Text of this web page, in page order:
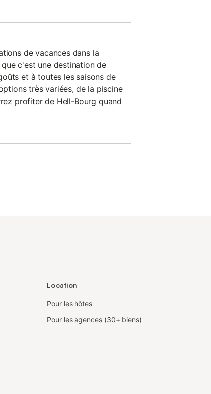
de vacances dans la
c'est une destination de
et à toutes les saisons de
très variées, de la piscine
profiter de Hell-Bourg quand
Location
Pour les hôtes
Pour les agences (30+ biens)